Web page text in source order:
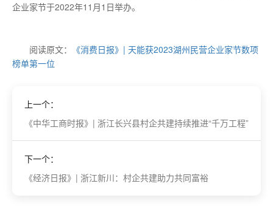
企业家节于2022年11月1日举办。
阅读原文：
《消费日报》| 天能获2023湖州民营企业家节数项
榜单第一位
上一个：
《中华工商时报》| 浙江长兴县村企共建持续推进“千万工程”
下一个：
《经济日报》| 浙江新川：村企共建助力共同富裕